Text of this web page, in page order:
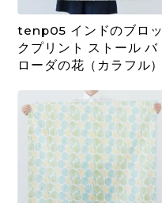
tenp05 インドのブロッ
クプリント ストール バ
ローダの花（カラフル）